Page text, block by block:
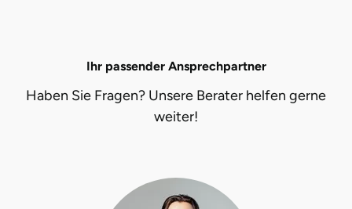
Ihr passender Ansprechpartner
Haben Sie Fragen? Unsere Berater helfen gerne
weiter!